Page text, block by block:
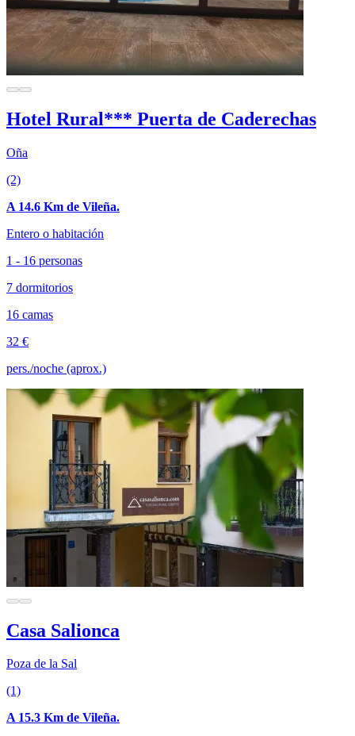
Hotel Rural*** Puerta de Caderechas
Oña
(2)
A 14.6 Km de Vileña.
Entero o habitación
1 - 16 personas
7 dormitorios
16 camas
32 €
pers./noche (aprox.)
Casa Salionca
Poza de la Sal
(1)
A 15.3 Km de Vileña.